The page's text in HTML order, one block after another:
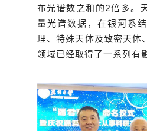
布光谱数之和的2倍多。
量光谱数据，在银河系
理、特殊天体及致密天体
领域已经取得了一系列有